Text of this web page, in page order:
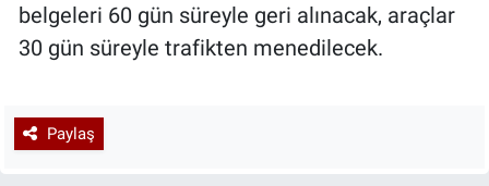
belgeleri 60 gün süreyle geri alınacak, araçlar
30 gün süreyle trafikten menedilecek.
Paylaş